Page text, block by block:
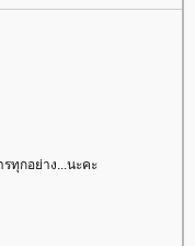
กอย่าง...นะคะ